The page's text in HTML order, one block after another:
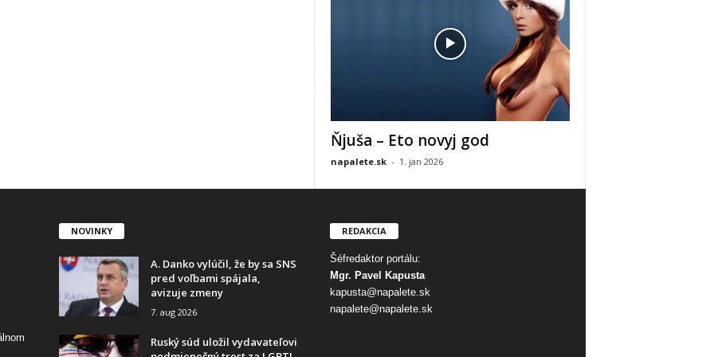
Ňjuša – Eto novyj god
napalete.sk - 1. jan 2026
NOVINKY
A. Danko vylúčil, že by sa SNS
pred voľbami spájala,
avizuje zmeny
7. aug 2026
Ruský súd uložil vydavateľovi
REDAKCIA
Šéfredaktor portálu:
Mgr. Pavel Kapusta
kapusta@napalete.sk
napalete@napalete.sk